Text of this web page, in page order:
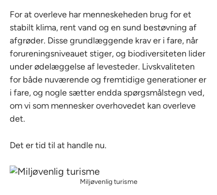
For at overleve har menneskeheden brug for et
stabilt klima, rent vand og en sund bestøvning af
afgrøder. Disse grundlæggende krav er i fare, når
forureningsniveauet stiger, og biodiversiteten lider
under ødelæggelse af levesteder. Livskvaliteten
for både nuværende og fremtidige generationer er
i fare, og nogle sætter endda spørgsmålstegn ved,
om vi som mennesker overhovedet kan overleve
det.
Det er tid til at handle nu.
Miljøvenlig turisme